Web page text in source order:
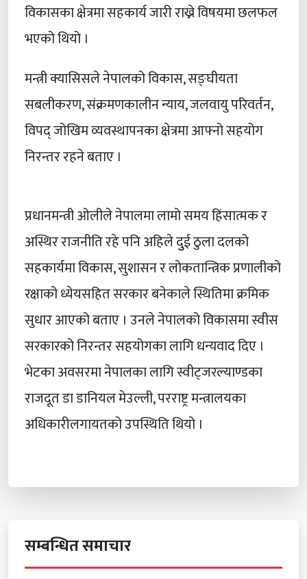
विकासका क्षेत्रमा सहकार्य जारी राख्ने विषयमा छलफल
भएको थियो ।
मन्त्री क्यासिसले नेपालको विकास, सङ्घीयता
सबलीकरण, संक्रमणकालीन न्याय, जलवायु परिवर्तन,
विपद् जोखिम व्यवस्थापनका क्षेत्रमा आफ्नो सहयोग
निरन्तर रहने बताए ।
प्रधानमन्त्री ओलीले नेपालमा लामो समय हिंसात्मक र
अस्थिर राजनीति रहे पनि अहिले दुुई ठुला दलको
सहकार्यमा विकास, सुशासन र लोकतान्त्रिक प्रणालीको
रक्षाको ध्येयसहित सरकार बनेकाले स्थितिमा क्रमिक
सुधार आएको बताए । उनले नेपालको विकासमा स्वीस
सरकारको निरन्तर सहयोगका लागि धन्यवाद दिए ।
भेटका अवसरमा नेपालका लागि स्वीट्जरल्याण्डका
राजदूत डा डानियल मेउल्ली, परराष्ट्र मन्त्रालयका
अधिकारीलगायतको उपस्थिति थियो ।
सम्बन्धित समाचार